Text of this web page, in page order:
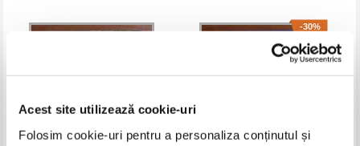
Acest site utilizează cookie-uri
Folosim cookie-uri pentru a personaliza conținutul și
-30%